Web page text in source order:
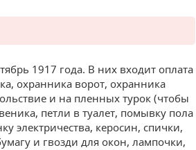
1917 года. В них входит оплата
охранника ворот, охранника
и на пленных турок (чтобы
петли в туалет, помывку пола
электричества, керосин, спички,
и гвозди для окон, лампочки,